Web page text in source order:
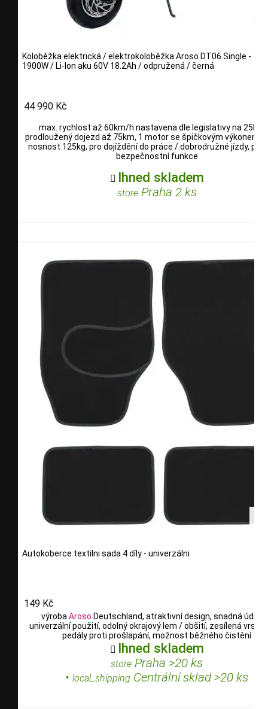
Koloběžka elektrická / elektrokoloběžka Aroso DT06 Single - 1
1900W / Li-Ion aku 60V 18.2Ah / odpružená / černá
44 990 Kč
max. rychlost až 60km/h nastavena dle legislativy na
prodloužený dojezd až 75km, 1 motor se špičkovým výkonem
nosnost 125kg, pro dojíždění do práce / dobrodružné jízdy,
bezpečnostní funkce
 Ihned skladem
storePraha 2 ks
Autokoberce textilni sada 4 díly - univerzálni
149 Kč
výroba Aroso Deutschland, atraktivní design, snadná
univerzální použití, odolný okrajový lem / obšití, zesílená
pedály proti prošlapání, možnost běžného čistění
 Ihned skladem
store Praha >20 ks
• local_shipping Centrální sklad >20 ks